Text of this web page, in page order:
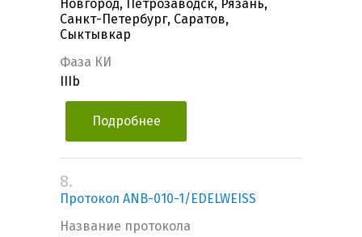
Новгород, Петрозаводск, Рязань,
Санкт-Петербург, Саратов,
Сыктывкар
Фаза КИ
IIIb
Подробнее
8.
Протокол ANB-010-1/EDELWEISS
Название протокола